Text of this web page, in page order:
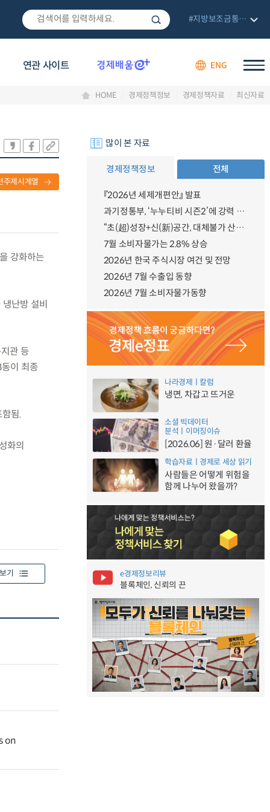
연관 사이트 ENG
#지방보조금통합관리망
HOME 경제정책정보 경제정책자료 최신자료
주제시계열
강화하는
난방 설비
관 등
이 최종
됨.
화의
기
on
많이 본 자료
경제정책정보 전체
『2026년 세제개편안』 발표
과기정통부, ‘누누티비 시즌2’에 강력 대응 의지 밝혀
“초(超)성장+신(新)공간, 대체불가 산업강국”
7월 소비자물가는 2.8% 상승
2026년 한국 주식시장 여건 및 전망
2026년 7월 수출입 동향
2026년 7월 소비자물가동향
나라경제ㅣ칼럼
냉면, 차갑고 뜨거운
소셜 빅데이터
분석ㅣ이머징이슈
[2026.06] 원·달러 환율
학습자료ㅣ경제로 세상 읽기
사람들은 어떻게 위험을
함께 나누어 왔을까?
e경제정보리뷰
블록체인, 신뢰의 끈